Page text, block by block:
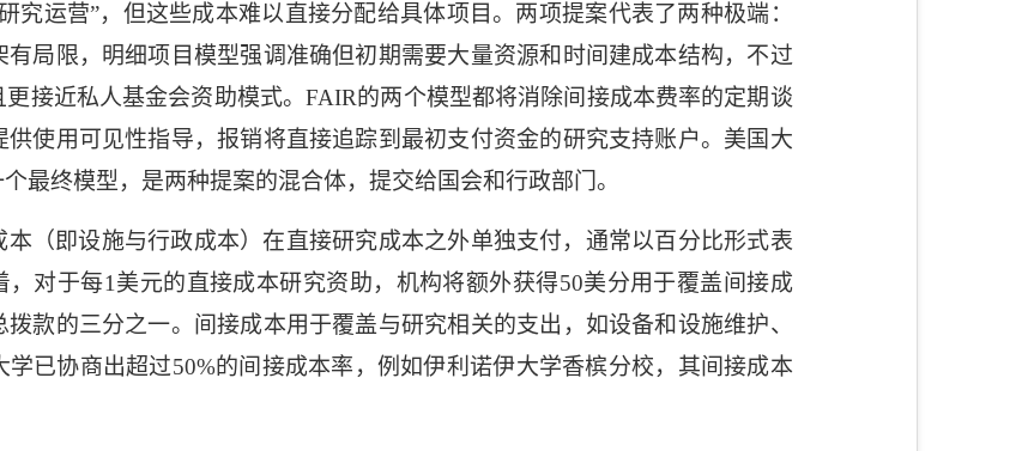
究运营”，但这些成本难以直接分配给具体项目。两项提案代表了两种极端：
局限，明细项目模型强调准确但初期需要大量资源和时间建成本结构，不过
接近私人基金会资助模式。FAIR的两个模型都将消除间接成本费率的定期谈
使用可见性指导，报销将直接追踪到最初支付资金的研究支持账户。 美国大
最终模型，是两种提案的混合体，提交给国会和行政部门。
（即设施与行政成本）在直接研究成本之外单独支付，通常以百分比形式表
，对于每1 美元的直接成本研究资助，机构将额外获得50美分用于覆盖间接成
款的三分之一。间接成本用于覆盖与研究相关的支出，如设备和设施维护、
学已协商出超过50%的间接成本率，例如伊利诺伊大学香槟分校，其间接成本